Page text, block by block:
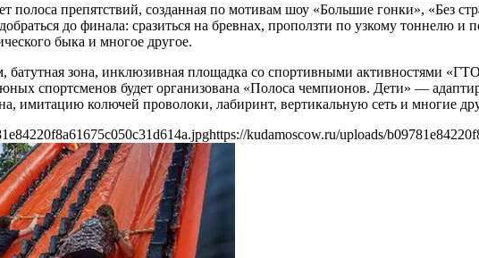
препятствий, созданная по мотивам шоу «Большие гонки», «Без
до финала: сразиться на бревнах, проползти по узкому тоннелю и
быка и многое другое.
батутная зона, инклюзивная площадка со спортивными активностями
спортсменов будет организована «Полоса чемпионов. Дети» —
имитацию колючей проволоки, лабиринт, вертикальную сеть и многие
https://kudamoscow.ru/uploads/